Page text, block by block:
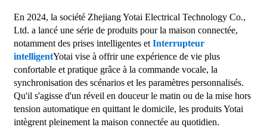
En 2024, la société Zhejiang Yotai Electrical Technology Co.,
Ltd. a lancé une série de produits pour la maison connectée,
notamment des prises intelligentes et Interrupteur
intelligentYotai vise à offrir une expérience de vie plus
confortable et pratique grâce à la commande vocale, la
synchronisation des scénarios et les paramètres personnalisés.
Qu'il s'agisse d'un réveil en douceur le matin ou de la mise hors
tension automatique en quittant le domicile, les produits Yotai
intègrent pleinement la maison connectée au quotidien.